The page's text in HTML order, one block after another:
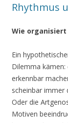
Rhythmus
Wie
Ein
Dilemma kämen:
erkennbar
scheinbar immer
Oder die
Motiven